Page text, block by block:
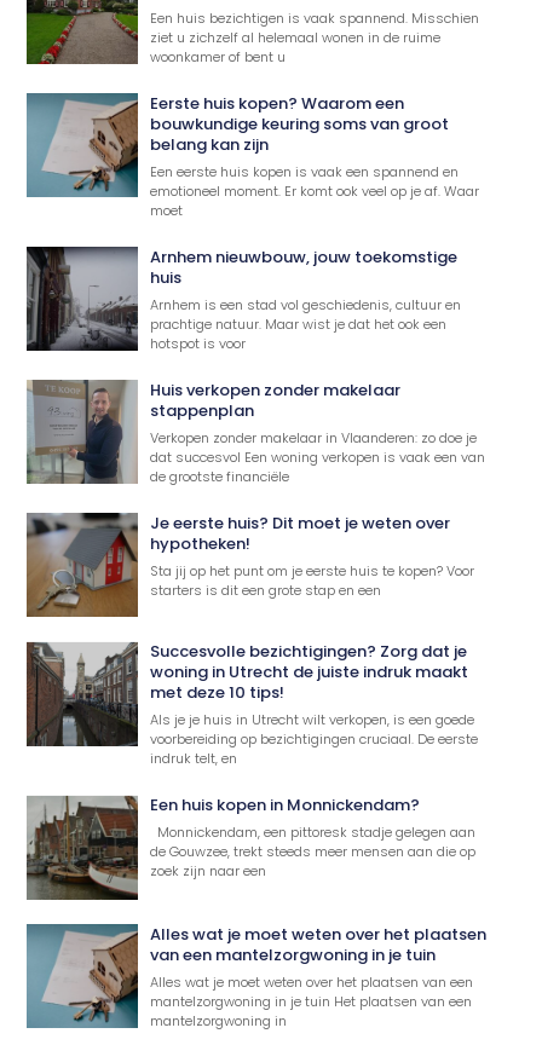
Een huis bezichtigen is vaak spannend. Misschien
ziet u zichzelf al helemaal wonen in de ruime
woonkamer of bent u
Eerste huis kopen? Waarom een
bouwkundige keuring soms van groot
belang kan zijn
Een eerste huis kopen is vaak een spannend en
emotioneel moment. Er komt ook veel op je af. Waar
moet
Arnhem nieuwbouw, jouw toekomstige
huis
Arnhem is een stad vol geschiedenis, cultuur en
prachtige natuur. Maar wist je dat het ook een
hotspot is voor
Huis verkopen zonder makelaar
stappenplan
Verkopen zonder makelaar in Vlaanderen: zo doe je
dat succesvol Een woning verkopen is vaak een van
de grootste financiële
Je eerste huis? Dit moet je weten over
hypotheken!
Sta jij op het punt om je eerste huis te kopen? Voor
starters is dit een grote stap en een
Succesvolle bezichtigingen? Zorg dat je
woning in Utrecht de juiste indruk maakt
met deze 10 tips!
Als je je huis in Utrecht wilt verkopen, is een goede
voorbereiding op bezichtigingen cruciaal. De eerste
indruk telt, en
Een huis kopen in Monnickendam?
Monnickendam, een pittoresk stadje gelegen aan
de Gouwzee, trekt steeds meer mensen aan die op
zoek zijn naar een
Alles wat je moet weten over het plaatsen
van een mantelzorgwoning in je tuin
Alles wat je moet weten over het plaatsen van een
mantelzorgwoning in je tuin Het plaatsen van een
mantelzorgwoning in